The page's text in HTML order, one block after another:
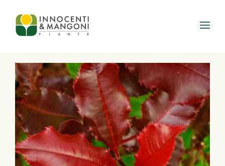
Skip to main content